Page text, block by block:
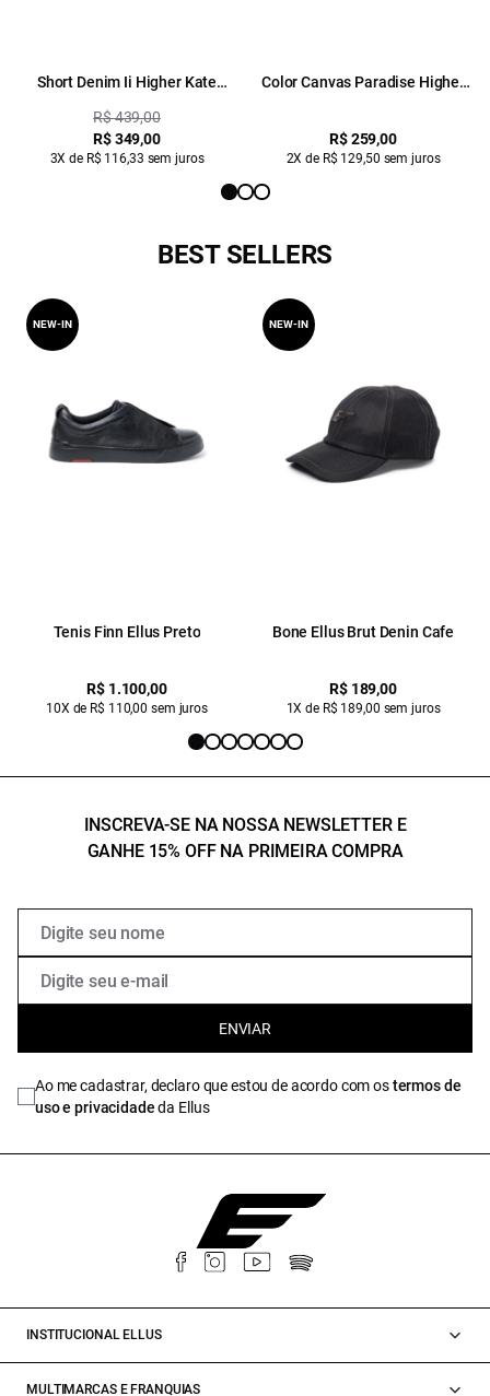
Short Denim Ii Higher Kate
R$ 439,00
R$ 349,00
3X de R$ 116,33 sem juros
Color Canvas Paradise Higher
R$ 259,00
2X de R$ 129,50 sem juros
BEST SELLERS
Tenis Finn Ellus Preto
R$ 1.100,00
10X de R$ 110,00 sem juros
NEW-IN
Bone Ellus Brut Denin Cafe
R$ 189,00
1X de R$ 189,00 sem juros
NEW-IN
INSCREVA-SE NA NOSSA NEWSLETTER E
GANHE 15% OFF NA PRIMEIRA COMPRA
ENVIAR
Ao me cadastrar, declaro que estou de acordo com ostermos de
uso e privacidadeda Ellus
INSTITUCIONAL ELLUS
MULTIMARCAS E FRANQUIAS